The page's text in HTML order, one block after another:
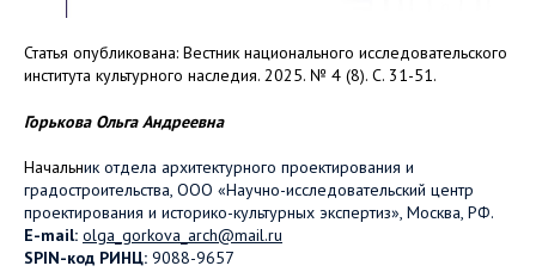
Статья опубликована: Вестник национального исследовательского
института культурного наследия. 2025. № 4 (8). С. 31-51.
Горькова Ольга Андреевна
Начальник отдела архитектурного проектирования и
градостроительства, ООО «Научно-исследовательский центр
проектирования и историко-культурных экспертиз», Москва, РФ.
E-mail: olga_gorkova_arch@mail.ru
SPIN-код РИНЦ: 9088-9657